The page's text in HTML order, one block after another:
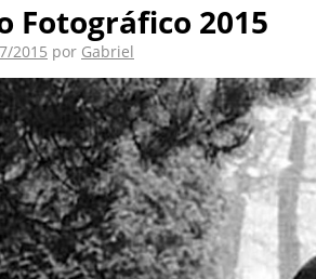
Fotográfico 2015
2015 por Gabriel